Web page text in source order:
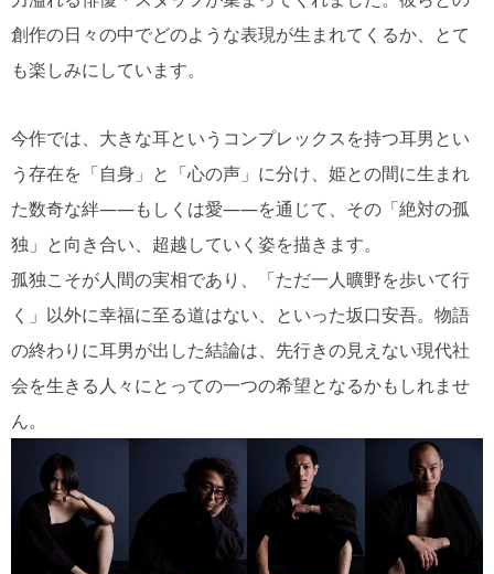
創作の日々の中でどのような表現が生まれてくるか、とて
も楽しみにしています。
今作では、大きな耳というコンプレックスを持つ耳男とい
う存在を「自身」と「心の声」に分け、姫との間に生まれ
た数奇な絆——もしくは愛——を通じて、その「絶対の孤
独」と向き合い、超越していく姿を描きます。
孤独こそが人間の実相であり、「ただ一人曠野を歩いて行
く」以外に幸福に至る道はない、といった坂口安吾。物語
の終わりに耳男が出した結論は、先行きの見えない現代社
会を生きる人々にとっての一つの希望となるかもしれませ
ん。